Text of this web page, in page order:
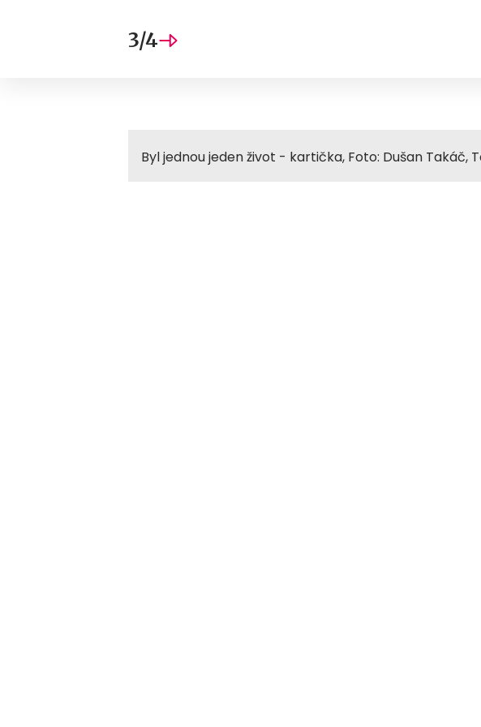
3/4
Byl jednou jeden život - kartička, Foto: Dušan Takáč,